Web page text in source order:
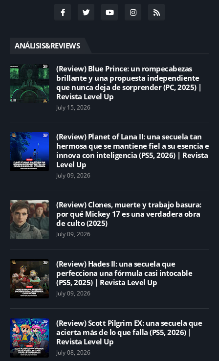
ANÁLISIS&REVIEWS
(Review) Blue Prince: un rompecabezas
brillante y una propuesta independiente
que nunca deja de sorprender (PC, 2025) |
Revista Level Up
July 15, 2026
(Review) Planet of Lana II: una secuela tan
hermosa que se mantiene fiel a su esencia e
innova con inteligencia (PS5, 2026) | Revista
Level Up
July 09, 2026
(Review) Clones, muerte y trabajo basura:
por qué Mickey 17 es una verdadera obra
de culto (2025)
July 09, 2026
(Review) Hades II: una secuela que
perfecciona una fórmula casi intocable
(PS5, 2025) | Revista Level Up
July 09, 2026
(Review) Scott Pilgrim EX: una secuela que
acierta más de lo que falla (PS5, 2026) |
Revista Level Up
July 08, 2026